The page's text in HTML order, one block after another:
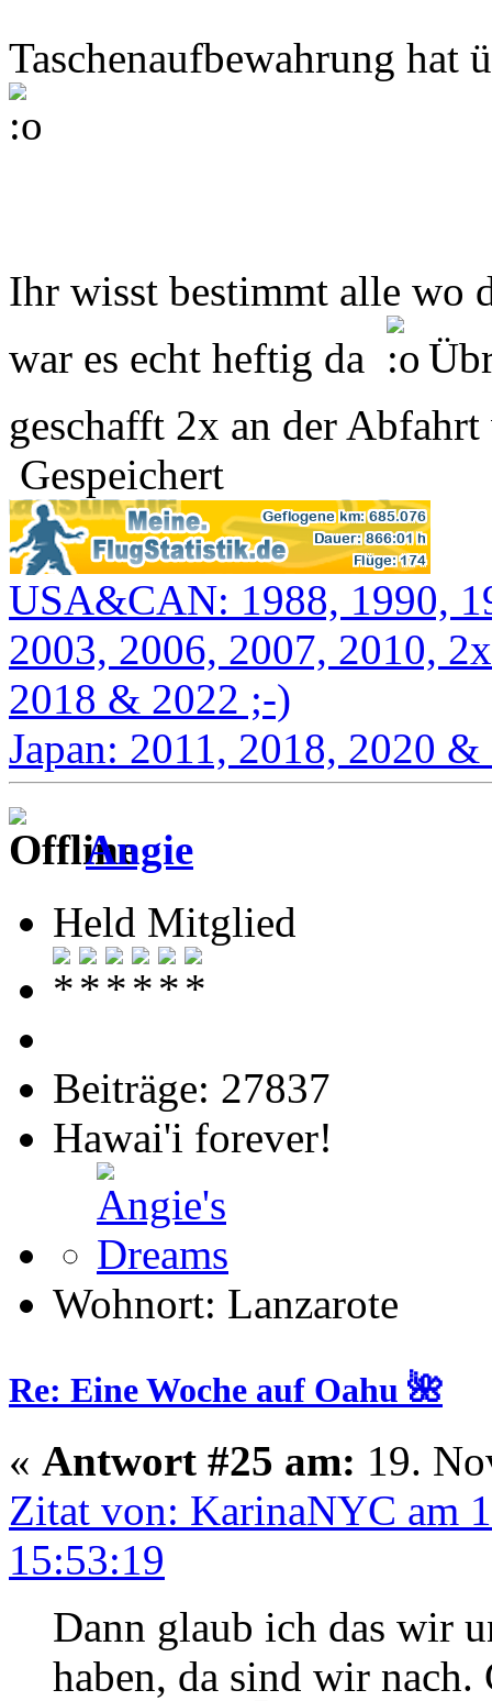
Taschenaufbewahrung
Ihr wisst bestimmt alle wo
war es echt heftig da
geschafft 2x an der
Gespeichert
USA&CAN: 1988, 1990,
2003, 2006, 2007, 2010,
2018 & 2022 ;-)
Japan: 2011, 2018, 2020 &
Angie
Held Mitglied
Beiträge: 27837
Hawai'i forever!
Wohnort: Lanzarote
Re: Eine Woche auf Oahu 🌺
« Antwort #25 am: 19.
Zitat von: KarinaNYC am
15:53:19
Dann glaub ich das wir
haben, da sind wir